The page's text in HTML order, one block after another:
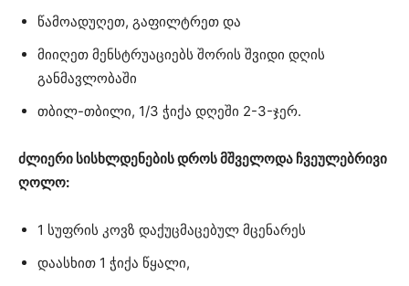
წამოადუღეთ, გაფილტრეთ და
მიიღეთ მენსტრუაციებს შორის შვიდი დღის
განმავლობაში
თბილ-თბილი, 1/3 ჭიქა დღეში 2-3-ჯერ.
ძლიერი სისხლდენების დროს მშველოდა ჩვეულებრივი
ღოლო:
1 სუფრის კოვზ დაქუცმაცებულ მცენარეს
დაასხით 1 ჭიქა წყალი,